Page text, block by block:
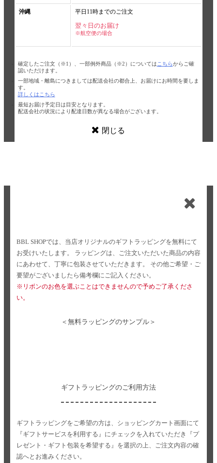
沖縄 平日11時までのご注文
翌々日のお届け
※航空便の場合
確定したご注文（※1）、一部例外商品（※2）については こちらからご確
認いただけます。
一部地域・離島につきましては配送会社の都合上、お届けにお時間を要しま
す。
詳しくはこちら
最短お届け予定日は目安となります。
配送会社の状況により配達日数が異なる場合がございます。
閉じる
BBL SHOPでは、当店オリジナルのギフトラッピングを無料にて
お受けいたします。
ラッピングは、ご注文いただいた商品の内容
にあわせて、丁寧に包装させていただきます。
その他ご希望・ご
要望がございましたら備考欄にご記入ください。
※リボンのお色を選ぶことはできませんので予めご了承くださ
い。
＜無料ラッピングのサンプル＞
ギフトラッピングのご利用方法
ギフトラッピングをご希望の方は、ショッピングカート画面にて
『ギフトサービスを利用する』にチェックを入れていただき
『プ
レゼント・ギフト包装を希望する』を選択の上、ご注文内容の確
認へとお進みください。